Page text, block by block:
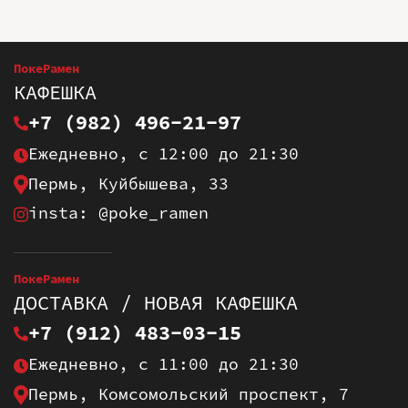
ПокеРамен
КАФЕШКА
+7 (982) 496-21-97
Ежедневно, с 12:00 до 21:30
Пермь, Куйбышева, 33
insta: @poke_ramen
ПокеРамен
ДОСТАВКА / НОВАЯ КАФЕШКА
+7 (912) 483-03-15
Ежедневно, с 11:00 до 21:30
Пермь, Комсомольский проспект, 7